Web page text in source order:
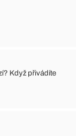
Když přivádíte